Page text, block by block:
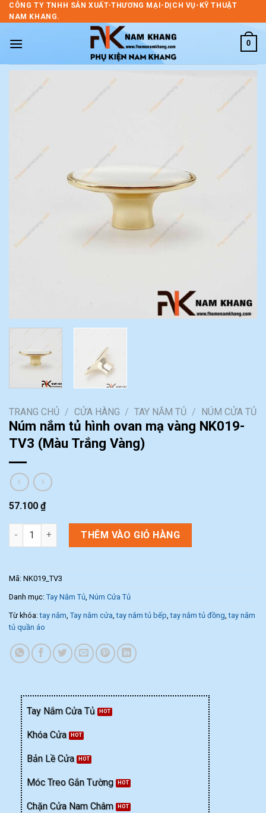
Skip
to
CÔNG TY TNHH SẢN XUẤT-THƯƠNG MẠI-DỊCH VỤ-KỸ THUẬT
NAM KHANG.
0
TRANG CHỦ / CỬA HÀNG / TAY NẮM TỦ / NÚM CỬA TỦ
Núm nắm tủ hình ovan mạ vàng NK019-
TV3 (Màu Trắng Vàng)
57.100 ₫
Núm nắm tủ hình ovan mạ vàng NK019-TV3 (Màu Trắng Vàng)
THÊM VÀO GIỎ HÀNG
Mã: NK019_TV3
Danh mục: Tay Nắm Tủ Núm Cửa Tủ
Từ khóa:tay nắm Tay nắm cửa ,tay nắm tủ bếp ,tay nắm tủ đồng ,tay nắm
tủ quần áo
Tay Nắm Cửa Tủ
Khóa Cửa
Bản Lề Cửa
Móc Treo Gắn Tường
Chặn Cửa Nam Châm